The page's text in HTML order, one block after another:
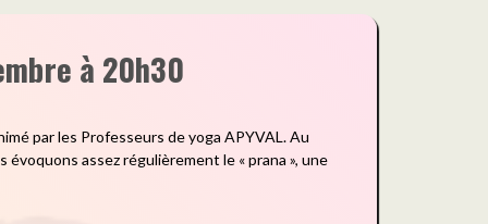
à 20h30
par les Professeurs de yoga APYVAL. Au
assez régulièrement le « prana », une